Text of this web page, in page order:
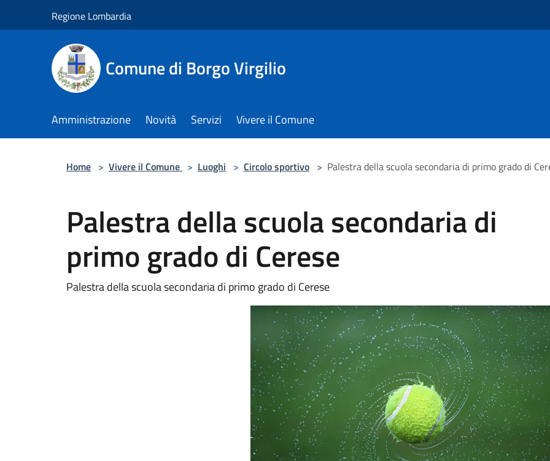
Regione Lombardia
Comune di Borgo Virgilio
Amministrazione Novità Servizi Vivere il Comune
Home > Vivere il Comune > Luoghi > Circolo sportivo > Palestra della scuola secondaria di primo grado di
Palestra della scuola secondaria di
primo grado di Cerese
Palestra della scuola secondaria di primo grado di Cerese